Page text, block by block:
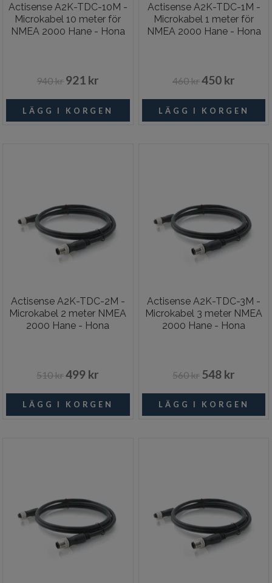
Actisense A2K-TDC-10M -
Microkabel 10 meter för
NMEA 2000 Hane - Hona
940 kr 921 kr
Actisense A2K-TDC-1M -
Microkabel 1 meter för
NMEA 2000 Hane - Hona
460 kr450 kr
Actisense A2K-TDC-2M -
Microkabel 2 meter NMEA
2000 Hane - Hona
510 kr499 kr
Actisense A2K-TDC-3M -
Microkabel 3 meter NMEA
2000 Hane - Hona
560 kr 548 kr